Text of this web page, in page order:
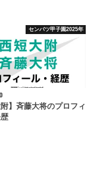
センバツ甲子園2025年
附】斉藤大将のプロフィ